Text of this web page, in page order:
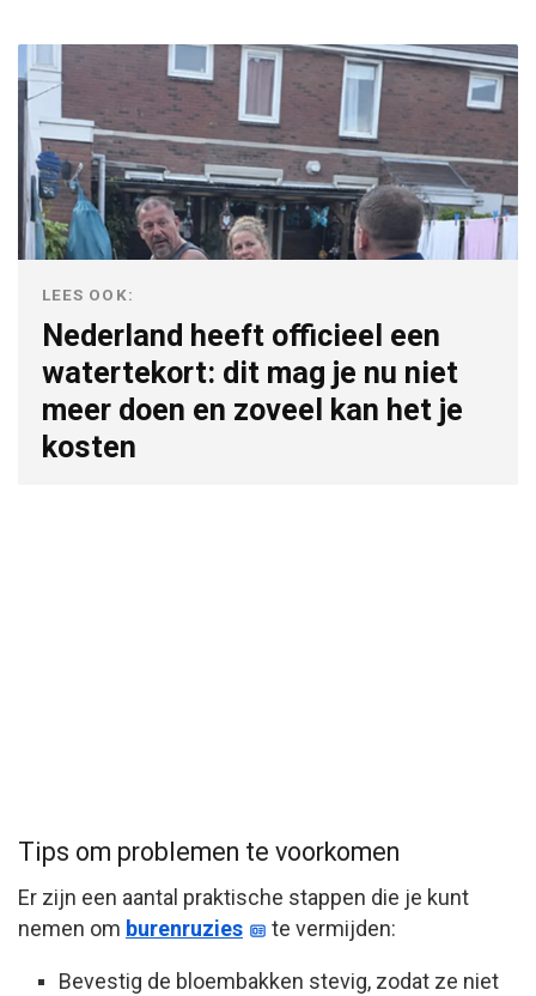
LEES OOK:
Nederland heeft officieel een
watertekort: dit mag je nu niet
meer doen en zoveel kan het je
kosten
Tips om problemen te voorkomen
Er zijn een aantal praktische stappen die je kunt
nemen om burenruzies te vermijden:
Bevestig de bloembakken stevig, zodat ze niet